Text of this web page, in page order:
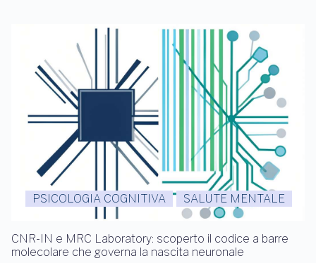
PSICOLOGIA COGNITIVA SALUTE MENTALE
CNR-IN e MRC Laboratory: scoperto il codice a barre
molecolare che governa la nascita neuronale